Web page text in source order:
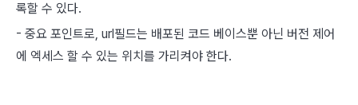
록할 수 있다.
- 중요 포인트로, url필드는 배포된 코드 베이스뿐 아닌 버전 제어
에 엑세스 할 수 있는 위치를 가리켜야 한다.